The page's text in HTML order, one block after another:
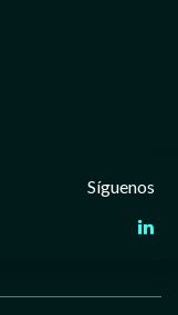
Síguenos